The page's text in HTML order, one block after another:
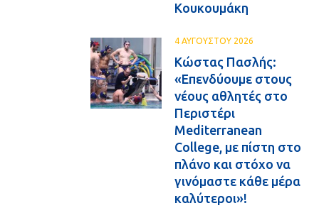
Κουκουμάκη
4 ΑΥΓΟΥΣΤΟΥ 2026
Κώστας Πασλής:
«Επενδύουμε στους
νέους αθλητές στο
Περιστέρι
Mediterranean
College, με πίστη στο
πλάνο και στόχο να
γινόμαστε κάθε μέρα
καλύτεροι»!